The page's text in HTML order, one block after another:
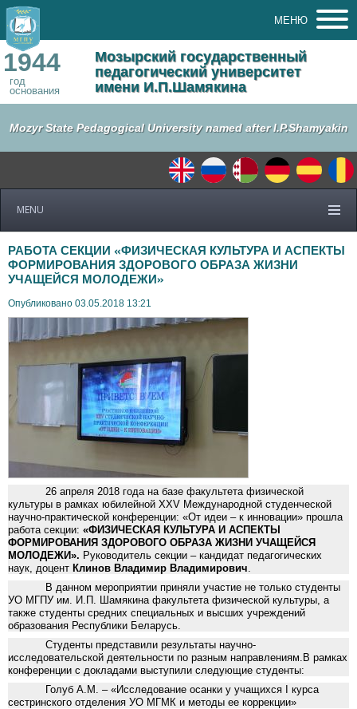
МЕНЮ
1944
год
основания
Мозырский государственный
педагогический университет
имени И.П.Шамякина
Mozyr State Pedagogical University named after I.P.Shamyakin
MENU
РАБОТА СЕКЦИИ «ФИЗИЧЕСКАЯ КУЛЬТУРА И АСПЕКТЫ
ФОРМИРОВАНИЯ ЗДОРОВОГО ОБРАЗА ЖИЗНИ
УЧАЩЕЙСЯ МОЛОДЕЖИ»
Опубликовано 03.05.2018 13:21
26 апреля 2018 года на базе факультета физической
культуры в рамках юбилейной ХХV Международной студенческой
научно-практической конференции: «От идеи – к инновации» прошла
работа секции: «ФИЗИЧЕСКАЯ КУЛЬТУРА И АСПЕКТЫ
ФОРМИРОВАНИЯ ЗДОРОВОГО ОБРАЗА ЖИЗНИ УЧАЩЕЙСЯ
МОЛОДЕЖИ». Руководитель секции – кандидат педагогических
наук, доцент Клинов Владимир Владимирович.
В данном мероприятии приняли участие не только студенты
УО МГПУ им. И.П. Шамякина факультета физической культуры, а
также студенты средних специальных и высших учреждений
образования Республики Беларусь.
Студенты представили результаты научно-
исследовательской деятельности по разным направлениям.В рамках
конференции с докладами выступили следующие студенты:
Голуб А.М. – «Исследование осанки у учащихся I курса
сестринского отделения УО МГМК и методы ее коррекции»